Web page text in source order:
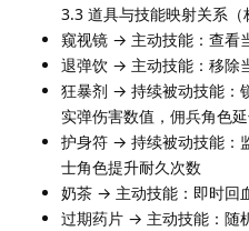
3.3 道具与技能映射关系（
窥视镜 → 主动技能：查看
退弹饮 → 主动技能：移除
狂暴剂 → 持续被动技能：
实弹伤害数值，佣兵角色
护身符 → 持续被动技能：
士角色提升耐久次数
奶茶 → 主动技能：即时回
过期药片 → 主动技能：随